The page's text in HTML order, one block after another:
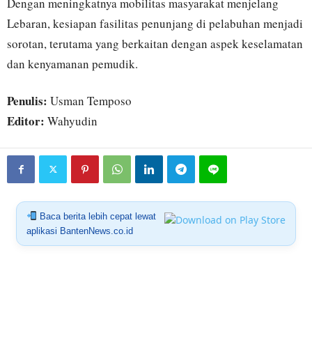
Lebaran, kesiapan fasilitas penunjang di pelabuhan menjadi
sorotan, terutama yang berkaitan dengan aspek keselamatan
dan kenyamanan pemudik.
Penulis: Usman Temposo
Editor: Wahyudin
Baca berita lebih cepat lewat
aplikasi BantenNews.co.id